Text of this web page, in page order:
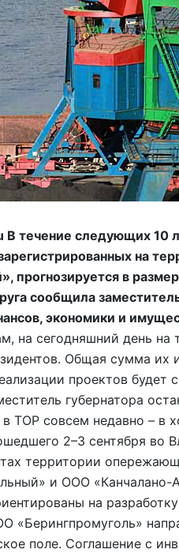
течение следующих 10
на
прогнозируется в
сообщила
экономики и
на сегодняшний день на
Общая сумма их
проектов будет
губернатора
ТОР совсем недавно – в
2–3 сентября во
территории
и ООО «Канчалано-
на
«Берингпромуголь»
поле. Соглашение с